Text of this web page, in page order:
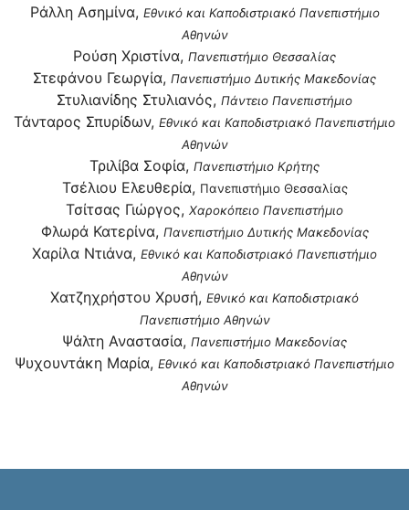
Ράλλη Ασημίνα, Εθνικό και Καποδιστριακό Πανεπιστήμιο
Αθηνών
Ρούση Χριστίνα, Πανεπιστήμιο Θεσσαλίας
Στεφάνου Γεωργία, Πανεπιστήμιο Δυτικής Μακεδονίας
Στυλιανίδης Στυλιανός, Πάντειο Πανεπιστήμιο
Τάνταρος Σπυρίδων, Εθνικό και Καποδιστριακό Πανεπιστήμιο
Αθηνών
Τριλίβα Σοφία, Πανεπιστήμιο Κρήτης
Τσέλιου Ελευθερία, Πανεπιστήμιο Θεσσαλίας
Τσίτσας Γιώργος, Χαροκόπειο Πανεπιστήμιο
Φλωρά Κατερίνα, Πανεπιστήμιο Δυτικής Μακεδονίας
Χαρίλα Ντιάνα, Εθνικό και Καποδιστριακό Πανεπιστήμιο
Αθηνών
Χατζηχρήστου Χρυσή, Εθνικό και Καποδιστριακό
Πανεπιστήμιο Αθηνών
Ψάλτη Αναστασία, Πανεπιστήμιο Μακεδονίας
Ψυχουντάκη Μαρία, Εθνικό και Καποδιστριακό Πανεπιστήμιο
Αθηνών